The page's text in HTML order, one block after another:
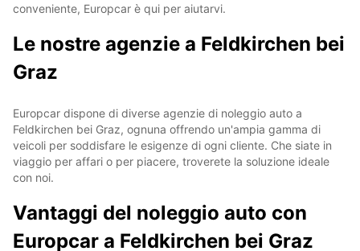
conveniente, Europcar è qui per aiutarvi.
Le nostre agenzie a Feldkirchen bei
Graz
Europcar dispone di diverse agenzie di noleggio auto a
Feldkirchen bei Graz, ognuna offrendo un'ampia gamma di
veicoli per soddisfare le esigenze di ogni cliente. Che siate in
viaggio per affari o per piacere, troverete la soluzione ideale
con noi.
Vantaggi del noleggio auto con
Europcar a Feldkirchen bei Graz